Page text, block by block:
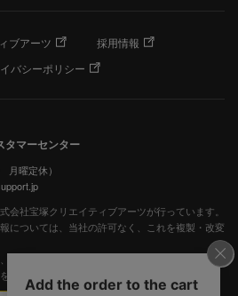
ブアーツ
採用情報
バシーポリシー
タマーセンター
曜定休）
会社宝塚クリエイティブアーツが行っています。
については、当社の許可なく、これを複製・改変
宝塚クリエイティブアーツの出版物ほか写真等著
禁じます。